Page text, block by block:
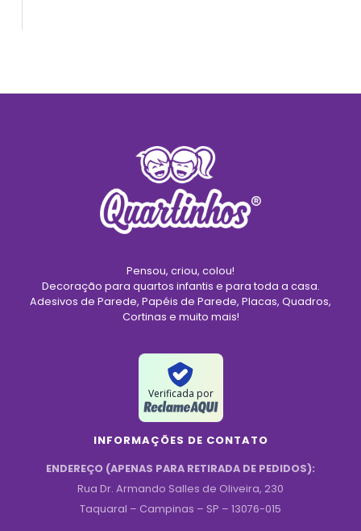
Pensou, criou, colou!
Decoração para quartos infantis e para toda a casa.
Adesivos de Parede, Papéis de Parede, Placas, Quadros,
Cortinas e muito mais!
Verificada por
INFORMAÇÕES DE CONTATO
ENDEREÇO (APENAS PARA RETIRADA DE PEDIDOS):
Rua Dr. Armando Salles de Oliveira, 230
Taquaral – Campinas – SP – 13076-015